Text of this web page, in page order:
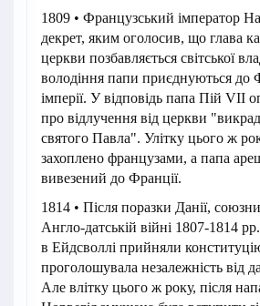
1809 • Французський імператор
декрет, яким оголосив, що глава
церкви позбавляється світської
володіння папи приєднуються до
імперії. У відповідь папа Пій VII
про відлучення від церкви
святого Павла". Улітку цього ж
захоплено французами, а папа
вивезений до Франції.
1814 • Після поразки Данії,
Англо-датській війні 1807-1814
в Ейдсволлі прийняли
проголошувала незалежність від
Але влітку цього ж року, після